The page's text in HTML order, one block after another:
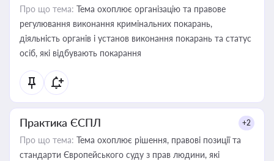
Про що тема: Тема охоплює організацію та правове
регулювання виконання кримінальних покарань,
діяльність органів і установ виконання покарань та статус
осіб, які відбувають покарання
Практика ЄСПЛ +2
Про що тема: Тема охоплює рішення, правові позиції та
стандарти Європейського суду з прав людини, які